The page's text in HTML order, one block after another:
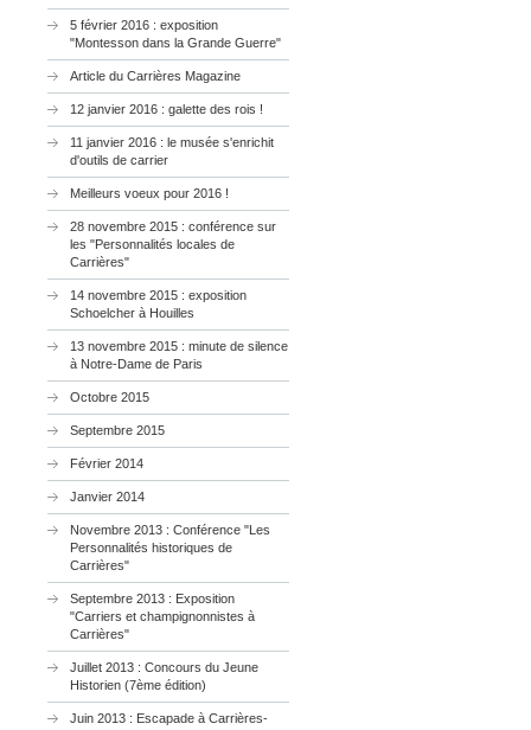
5 février 2016 : exposition
"Montesson dans la Grande Guerre"
Article du Carrières Magazine
12 janvier 2016 : galette des rois !
11 janvier 2016 : le musée s'enrichit
d'outils de carrier
Meilleurs voeux pour 2016 !
28 novembre 2015 : conférence sur
les "Personnalités locales de
Carrières"
14 novembre 2015 : exposition
Schoelcher à Houilles
13 novembre 2015 : minute de silence
à Notre-Dame de Paris
Octobre 2015
Septembre 2015
Février 2014
Janvier 2014
Novembre 2013 : Conférence "Les
Personnalités historiques de
Carrières"
Septembre 2013 : Exposition
"Carriers et champignonnistes à
Carrières"
Juillet 2013 : Concours du Jeune
Historien (7ème édition)
Juin 2013 : Escapade à Carrières-